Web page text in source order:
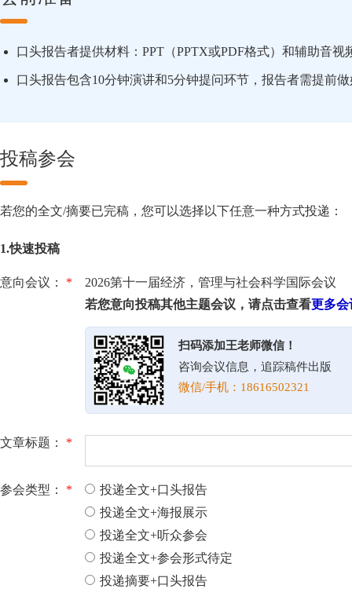
口头报告者提供材料：PPT（PPTX或PDF格式）和辅助音视
口头报告包含10分钟演讲和5分钟提问环节，报告者需提前
投稿参会
若您的全文/摘要已完稿，您可以选择以下任意一种方式投递：
1.快速投稿
意向会议： *
2026第十一届经济，管理与社会科学国际会议
若您意向投稿其他主题会议，请点击查看更多会
扫码添加王老师微信！
咨询会议信息，追踪稿件出版
微信/手机：18616502321
文章标题： *
参会类型： *
投递全文+口头报告
投递全文+海报展示
投递全文+听众参会
投递全文+参会形式待定
投递摘要+口头报告